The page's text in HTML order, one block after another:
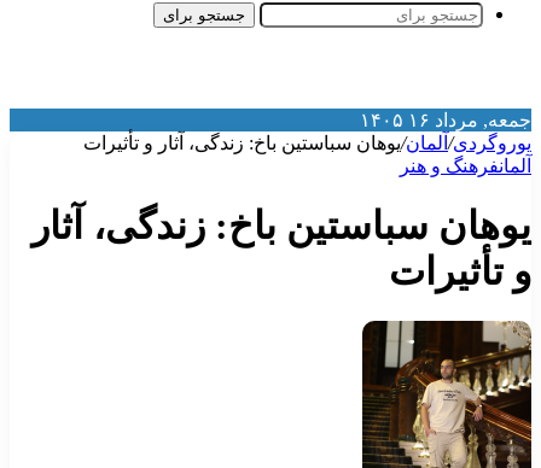
جستجو برای
مرداد ۱۶ ۱۴۰۵
/آلمان/یوهان سباستین باخ: زندگی، آثار و تأثیرات
فرهنگ و هنر
سباستین باخ: زندگی، آثار
تأثیرات